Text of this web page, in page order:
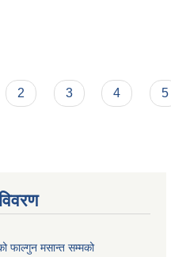
2 3 4 5
मसान्त सम्मको